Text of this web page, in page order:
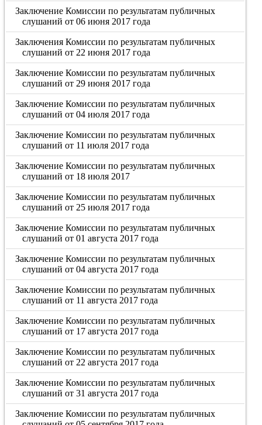
Заключение Комиссии по результатам публичных
слушаний от 06 июня 2017 года
Заключения Комиссии по результатам публичных
слушаний от 22 июня 2017 года
Заключение Комиссии по результатам публичных
слушаний от 29 июня 2017 года
Заключение Комиссии по результатам публичных
слушаний от 04 июля 2017 года
Заключение Комиссии по результатам публичных
слушаний от 11 июля 2017 года
Заключение Комиссии по результатам публичных
слушаний от 18 июля 2017
Заключение Комиссии по результатам публичных
слушаний от 25 июля 2017 года
Заключение Комиссии по результатам публичных
слушаний от 01 августа 2017 года
Заключение Комиссии по результатам публичных
слушаний от 04 августа 2017 года
Заключение Комиссии по результатам публичных
слушаний от 11 августа 2017 года
Заключение Комиссии по результатам публичных
слушаний от 17 августа 2017 года
Заключение Комиссии по результатам публичных
слушаний от 22 августа 2017 года
Заключение Комиссии по результатам публичных
слушаний от 31 августа 2017 года
Заключение Комиссии по результатам публичных